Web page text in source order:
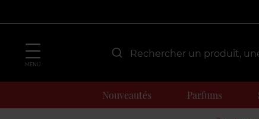
MENU
Nouveautés Parfums